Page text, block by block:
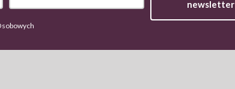
newsletter